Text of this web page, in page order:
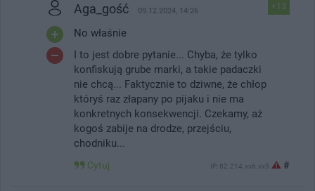
+13
Aga_gość 09.12.2024, 14:26
No właśnie
I to jest dobre pytanie... Chyba, że tylko
konfiskują grube marki, a takie padaczki
nie chcą... Faktycznie to dziwne, że chłop
któryś raz złapany po pijaku i nie ma
konkretnych konsekwencji. Czekamy, aż
kogoś zabije na drodze, przejściu,
chodniku...
Cytuj IP: 82.214.xx6.xx5 #